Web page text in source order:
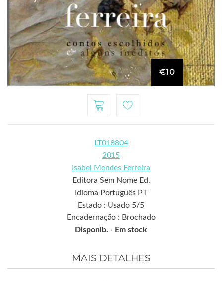
€10
LT018804
2015
Isabel Mendes Ferreira
Editora Sem Nome Ed.
Idioma Português PT
Estado : Usado 5/5
Encadernação : Brochado
Disponib. - Em stock
MAIS DETALHES